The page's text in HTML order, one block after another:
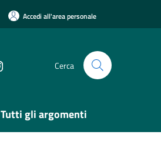
Accedi all'area personale
Cerca
Tutti gli argomenti